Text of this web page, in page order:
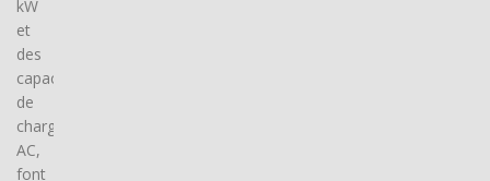
kW
et
des
capacités
de
charge
AC,
font